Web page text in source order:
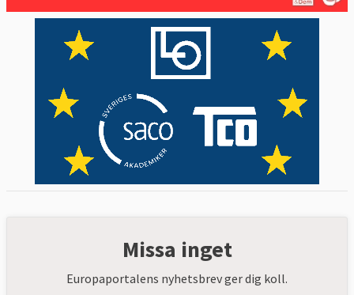
Missa inget
Europaportalens nyhetsbrev ger dig koll.